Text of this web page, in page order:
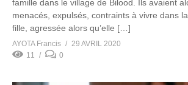
famille dans le village de Bilood. Ils avaient
menacés, expulsés, contraints à vivre dans
fille, agressée alors qu’elle […]
AYOTA Francis
29 AVRIL 2020
11
0